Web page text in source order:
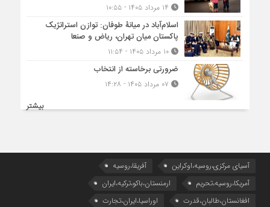
اسلام‌آباد در میانۀ طوفان: توازن استراتژیک
پاکستان میان تهران، ریاض و صنعا
۱۰ مرداد ۱۴۰۵ - ۱۱:۵۴
ضرورتی برخاسته از انتخاب
بیشتر
آسیای مرکزی،روسیه،اوکراین
آفریقا،روسیه
آمریکا،روسیه،تحریم
ارمنستان،باکو،ترکیه،ایران
افغانستان،طالبان،قدرت
اوراسیا،ایران،تجارت